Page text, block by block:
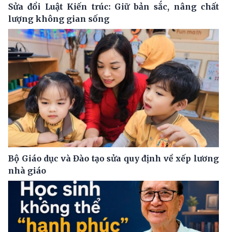
Sửa đổi Luật Kiến trúc: Giữ bản sắc, nâng chất
lượng không gian sống
Bộ Giáo dục và Đào tạo sửa quy định về xếp lương
nhà giáo